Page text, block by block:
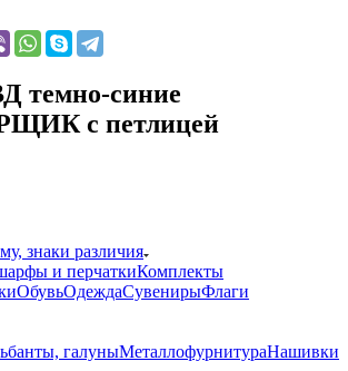
темно-синие
с петлицей
знаки различия
и перчаткиКомплекты
ОбувьОдеждаСувенирыФлаги
галуныМеталлофурнитураНашивки